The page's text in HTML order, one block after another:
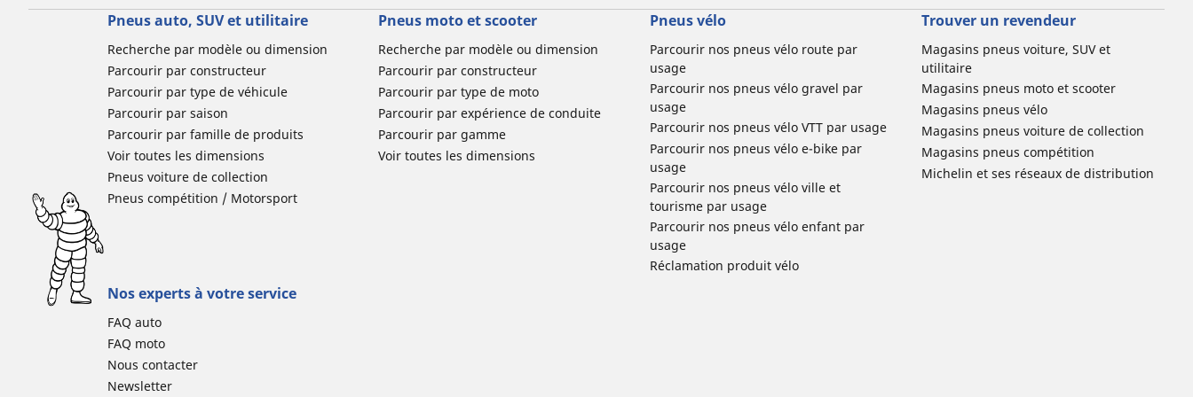
Pneus auto, SUV et utilitaire
Recherche par modèle ou dimension
Parcourir par constructeur
Parcourir par type de véhicule
Parcourir par saison
Parcourir par famille de produits
Voir toutes les dimensions
Pneus voiture de collection
Pneus compétition / Motorsport
Pneus moto et scooter
Recherche par modèle ou dimension
Parcourir par constructeur
Parcourir par type de moto
Parcourir par expérience de conduite
Parcourir par gamme
Voir toutes les dimensions
Pneus vélo
Parcourir nos pneus vélo route par
usage
Parcourir nos pneus vélo gravel par
usage
Parcourir nos pneus vélo VTT par usage
Parcourir nos pneus vélo e-bike par
usage
Parcourir nos pneus vélo ville et
tourisme par usage
Parcourir nos pneus vélo enfant par
usage
Réclamation produit vélo
Trouver un revendeur
Magasins pneus voiture, SUV et
utilitaire
Magasins pneus moto et scooter
Magasins pneus vélo
Magasins pneus voiture de collection
Magasins pneus compétition
Michelin et ses réseaux de distribution
Nos experts à votre service
FAQ auto
FAQ moto
Nous contacter
Newsletter